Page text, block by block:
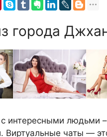
города
интересными людьми –
Виртуальные чаты —